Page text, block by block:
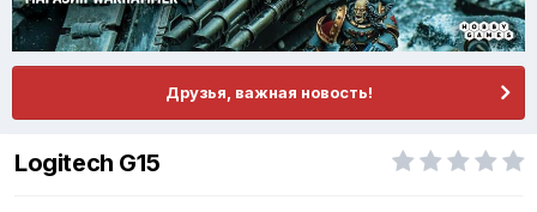
Друзья, важная новость!
Logitech G15